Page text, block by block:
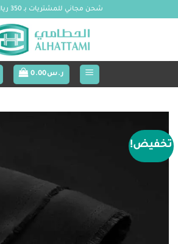
شحن مجاني للمشتريات بـ 350 ريال وأكثر
ر.س0.00
تخفيض!